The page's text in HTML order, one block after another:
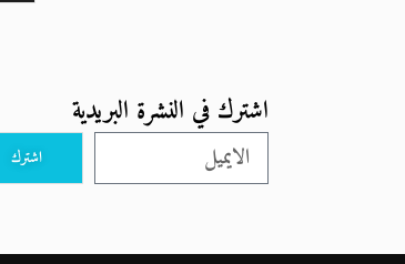
اشترك في النشرة البريدية
اشترك